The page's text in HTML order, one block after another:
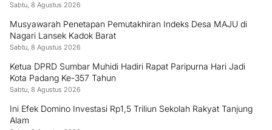
Sabtu, 8 Agustus 2026
Musyawarah Penetapan Pemutakhiran Indeks Desa MAJU di
Nagari Lansek Kadok Barat
Sabtu, 8 Agustus 2026
Ketua DPRD Sumbar Muhidi Hadiri Rapat Paripurna Hari Jadi
Kota Padang Ke-357 Tahun
Sabtu, 8 Agustus 2026
Ini Efek Domino Investasi Rp1,5 Triliun Sekolah Rakyat Tanjung
Alam